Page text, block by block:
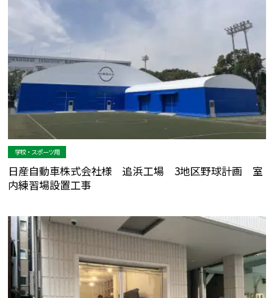
学校・スポーツ用
日産自動車株式会社様 追浜工場 3地区野球計画 室
内練習場設置工事